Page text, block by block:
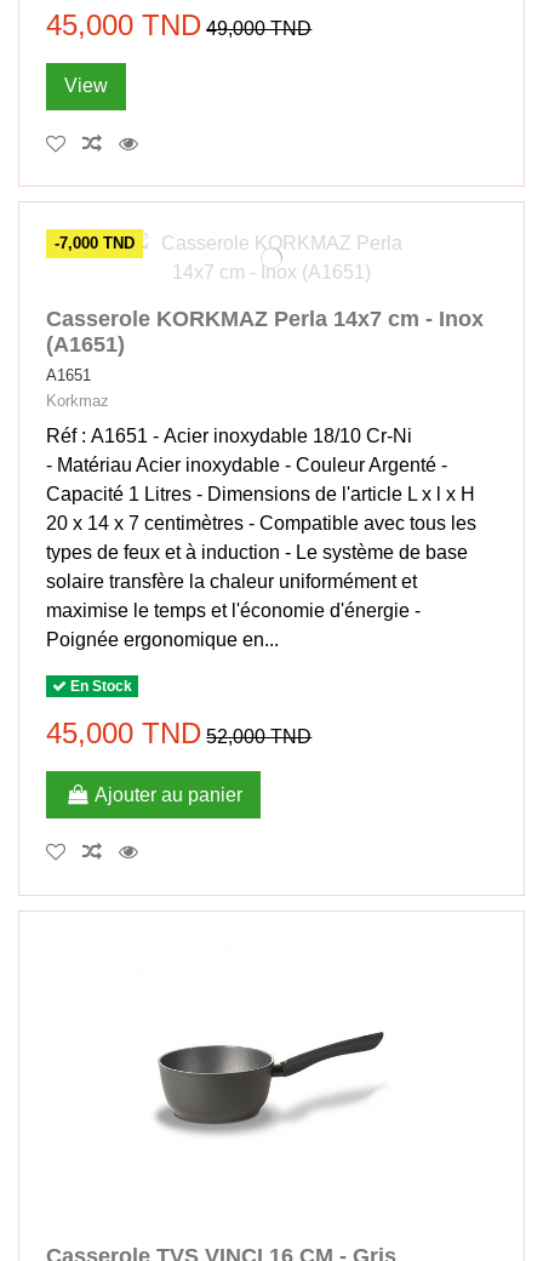
45,000 TND 49,000 TND
View
-7,000 TND
Casserole KORKMAZ Perla 14x7 cm - Inox
(A1651)
A1651
Korkmaz
Réf : A1651 - Acier inoxydable 18/10 Cr-Ni
- Matériau Acier inoxydable - Couleur Argenté -
Capacité 1 Litres - Dimensions de l'article L x l x H
20 x 14 x 7 centimètres - Compatible avec tous les
types de feux et à induction - Le système de base
solaire transfère la chaleur uniformément et
maximise le temps et l'économie d'énergie -
Poignée ergonomique en...
En Stock
45,000 TND 52,000 TND
Ajouter au panier